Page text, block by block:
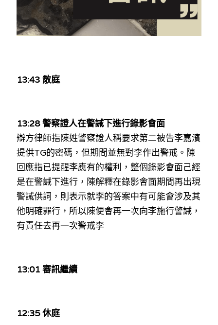
美西霸凌內幕
美西極權主義
極端暴恐實錄
朱庭萱專欄
莫綺琪專欄
招國偉專欄
林伯強專欄
馮煒光專欄
趙處機專欄
KOL 精選
大衛sir專欄
曾子晴 - 晴深直說
陳貴春大律師專欄
羅浚軒專欄
屠龍小隊案
黎智英案審訊
35+顛覆案
吃喝玩指南
休閒好介紹
花生仔漫畫週記
關於我們
人才招聘
商戶合作
條款及細則
關於我們
搜索
繁體中文
13:43 散庭
13:28 警察證人在警誡下進行錄影會面
辯方律師指陳姓警察證人稱要求第二被告李嘉濱
提供TG的密碼，但期間並無對李作出警戒。陳
回應指已提醒李應有的權利，整個錄影會面己經
是在警誡下進行，陳解釋在錄影會面期間再出現
警誡供詞，則表示就李的答案中有可能會涉及其
他明確罪行，所以陳便會再一次向李施行警誡，
有責任去再一次警戒李
13:01 審訊繼續
12:35 休庭